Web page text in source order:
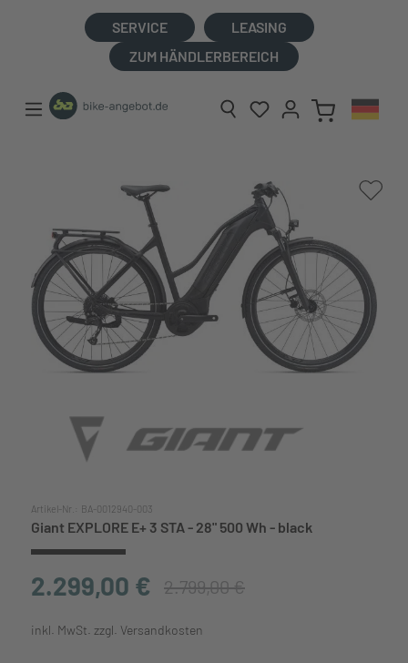
SERVICE
LEASING
ZUM HÄNDLERBEREICH
Bildergalerie überspringen
Artikel-Nr.: BA-0012940-003
Giant EXPLORE E+ 3 STA - 28" 500 Wh - black
2.299,00 € 2.799,00 €
inkl. MwSt. zzgl. Versandkosten